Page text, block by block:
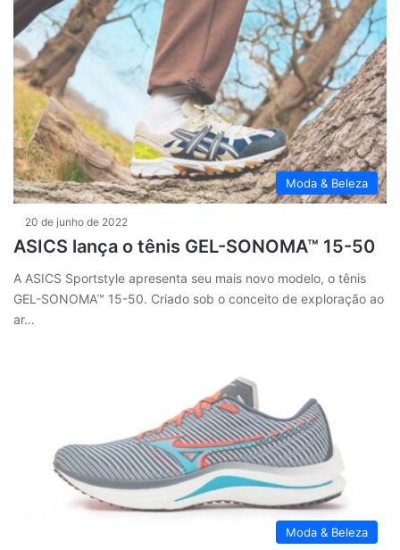
Moda & Beleza
20 de junho de 2022
ASICS lança o tênis GEL-SONOMA™ 15-50
A ASICS Sportstyle apresenta seu mais novo modelo, o tênis
GEL-SONOMA™ 15-50. Criado sob o conceito de exploração ao
ar…
Moda & Beleza